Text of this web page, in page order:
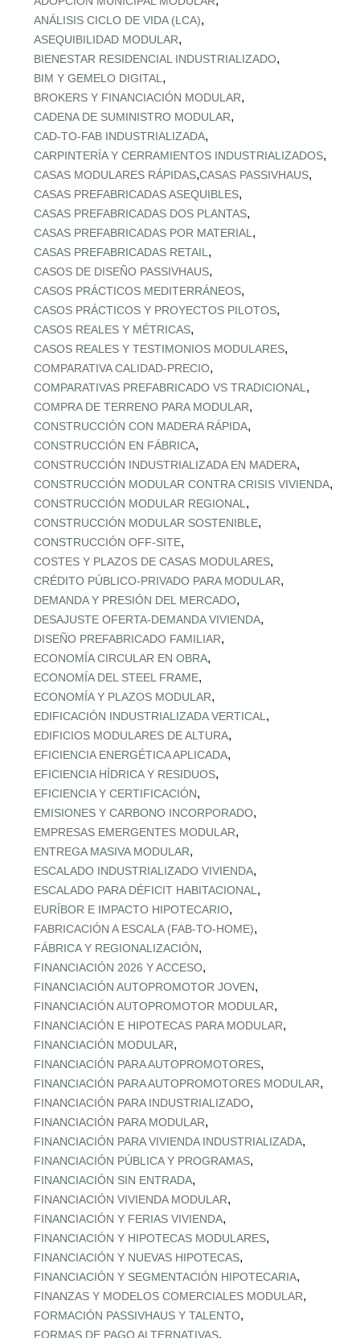
ANÁLISIS CICLO DE VIDA (LCA),
ASEQUIBILIDAD MODULAR,
BIENESTAR RESIDENCIAL INDUSTRIALIZADO,
BIM Y GEMELO DIGITAL ,
BROKERS Y FINANCIACIÓN MODULAR,
CADENA DE SUMINISTRO MODULAR,
CAD‑TO‑FAB INDUSTRIALIZADA,
CARPINTERÍA Y CERRAMIENTOS INDUSTRIALIZADOS,
CASAS MODULARES RÁPIDAS,CASAS PASSIVHAUS,
CASAS PREFABRICADAS ASEQUIBLES,
CASAS PREFABRICADAS DOS PLANTAS,
CASAS PREFABRICADAS POR MATERIAL ,
CASAS PREFABRICADAS RETAIL ,
CASOS DE DISEÑO PASSIVHAUS,
CASOS PRÁCTICOS MEDITERRÁNEOS,
CASOS PRÁCTICOS Y PROYECTOS PILOTOS,
CASOS REALES Y MÉTRICAS,
CASOS REALES Y TESTIMONIOS MODULARES,
COMPARATIVA CALIDAD‑PRECIO,
COMPARATIVAS PREFABRICADO VS TRADICIONAL ,
COMPRA DE TERRENO PARA MODULAR,
CONSTRUCCIÓN CON MADERA RÁPIDA,
CONSTRUCCIÓN EN FÁBRICA,
CONSTRUCCIÓN INDUSTRIALIZADA EN MADERA,
CONSTRUCCIÓN MODULAR CONTRA CRISIS VIVIENDA,
CONSTRUCCIÓN MODULAR REGIONAL ,
CONSTRUCCIÓN MODULAR SOSTENIBLE,
CONSTRUCCIÓN OFF‑SITE,
COSTES Y PLAZOS DE CASAS MODULARES,
CRÉDITO PÚBLICO‑PRIVADO PARA MODULAR,
DEMANDA Y PRESIÓN DEL MERCADO,
DESAJUSTE OFERTA‑DEMANDA VIVIENDA,
DISEÑO PREFABRICADO FAMILIAR,
ECONOMÍA CIRCULAR EN OBRA,
ECONOMÍA DEL STEEL FRAME,
ECONOMÍA Y PLAZOS MODULAR,
EDIFICACIÓN INDUSTRIALIZADA VERTICAL ,
EDIFICIOS MODULARES DE ALTURA,
EFICIENCIA ENERGÉTICA APLICADA,
EFICIENCIA HÍDRICA Y RESIDUOS,
EFICIENCIA Y CERTIFICACIÓN,
EMISIONES Y CARBONO INCORPORADO,
EMPRESAS EMERGENTES MODULAR,
ENTREGA MASIVA MODULAR,
ESCALADO INDUSTRIALIZADO VIVIENDA,
ESCALADO PARA DÉFICIT HABITACIONAL ,
EURÍBOR E IMPACTO HIPOTECARIO,
FABRICACIÓN A ESCALA (FAB‑TO‑HOME),
FÁBRICA Y REGIONALIZACIÓN,
FINANCIACIÓN 2026 Y ACCESO,
FINANCIACIÓN AUTOPROMOTOR JOVEN,
FINANCIACIÓN AUTOPROMOTOR MODULAR,
FINANCIACIÓN E HIPOTECAS PARA MODULAR,
FINANCIACIÓN MODULAR,
FINANCIACIÓN PARA AUTOPROMOTORES,
FINANCIACIÓN PARA AUTOPROMOTORES MODULAR,
FINANCIACIÓN PARA INDUSTRIALIZADO,
FINANCIACIÓN PARA MODULAR,
FINANCIACIÓN PARA VIVIENDA INDUSTRIALIZADA,
FINANCIACIÓN PÚBLICA Y PROGRAMAS,
FINANCIACIÓN SIN ENTRADA,
FINANCIACIÓN VIVIENDA MODULAR,
FINANCIACIÓN Y FERIAS VIVIENDA,
FINANCIACIÓN Y HIPOTECAS MODULARES,
FINANCIACIÓN Y NUEVAS HIPOTECAS,
FINANCIACIÓN Y SEGMENTACIÓN HIPOTECARIA,
FINANZAS Y MODELOS COMERCIALES MODULAR,
FORMACIÓN PASSIVHAUS Y TALENTO,
FORMAS DE PAGO ALTERNATIVAS,